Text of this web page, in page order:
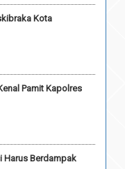
Kota
Pamit Kapolres
Harus Berdampak